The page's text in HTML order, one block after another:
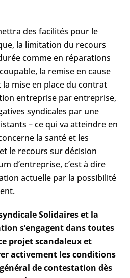
des facilités pour le
la limitation du recours
comme en réparations
la remise en cause
mise en place du contrat
entreprise par entreprise,
syndicales par une
– ce qui va atteindre en
la santé et les
le recours sur décision
d’entreprise, c’est à dire
actuelle par la possibilité
Solidaires et la
s’engagent dans toutes
projet scandaleux et
activement les conditions
de contestation dès